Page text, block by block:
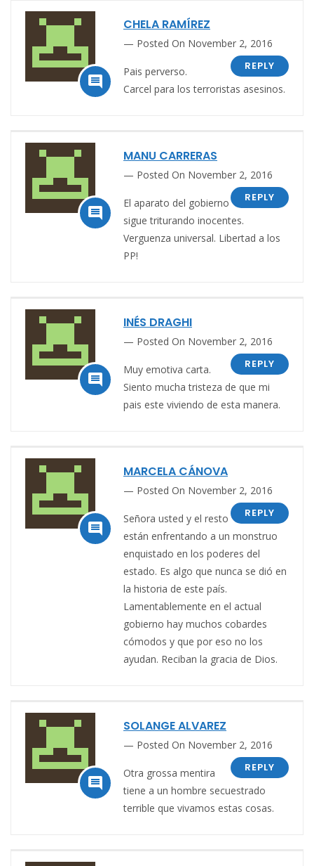

CHELA RAMÍREZ
Posted On November 2, 2016
REPLY
Pais perverso.
Carcel para los terroristas asesinos.

MANU CARRERAS
Posted On November 2, 2016
REPLY
El aparato del gobierno
sigue triturando inocentes.
Verguenza universal. Libertad a los
PP!

INÉS DRAGHI
Posted On November 2, 2016
REPLY
Muy emotiva carta.
Siento mucha tristeza de que mi
pais este viviendo de esta manera.

MARCELA CÁNOVA
Posted On November 2, 2016
REPLY
Señora usted y el resto
están enfrentando a un monstruo
enquistado en los poderes del
estado. Es algo que nunca se dió en
la historia de este país.
Lamentablemente en el actual
gobierno hay muchos cobardes
cómodos y que por eso no los
ayudan. Reciban la gracia de Dios.

SOLANGE ALVAREZ
Posted On November 2, 2016
REPLY
Otra grossa mentira
tiene a un hombre secuestrado
terrible que vivamos estas cosas.